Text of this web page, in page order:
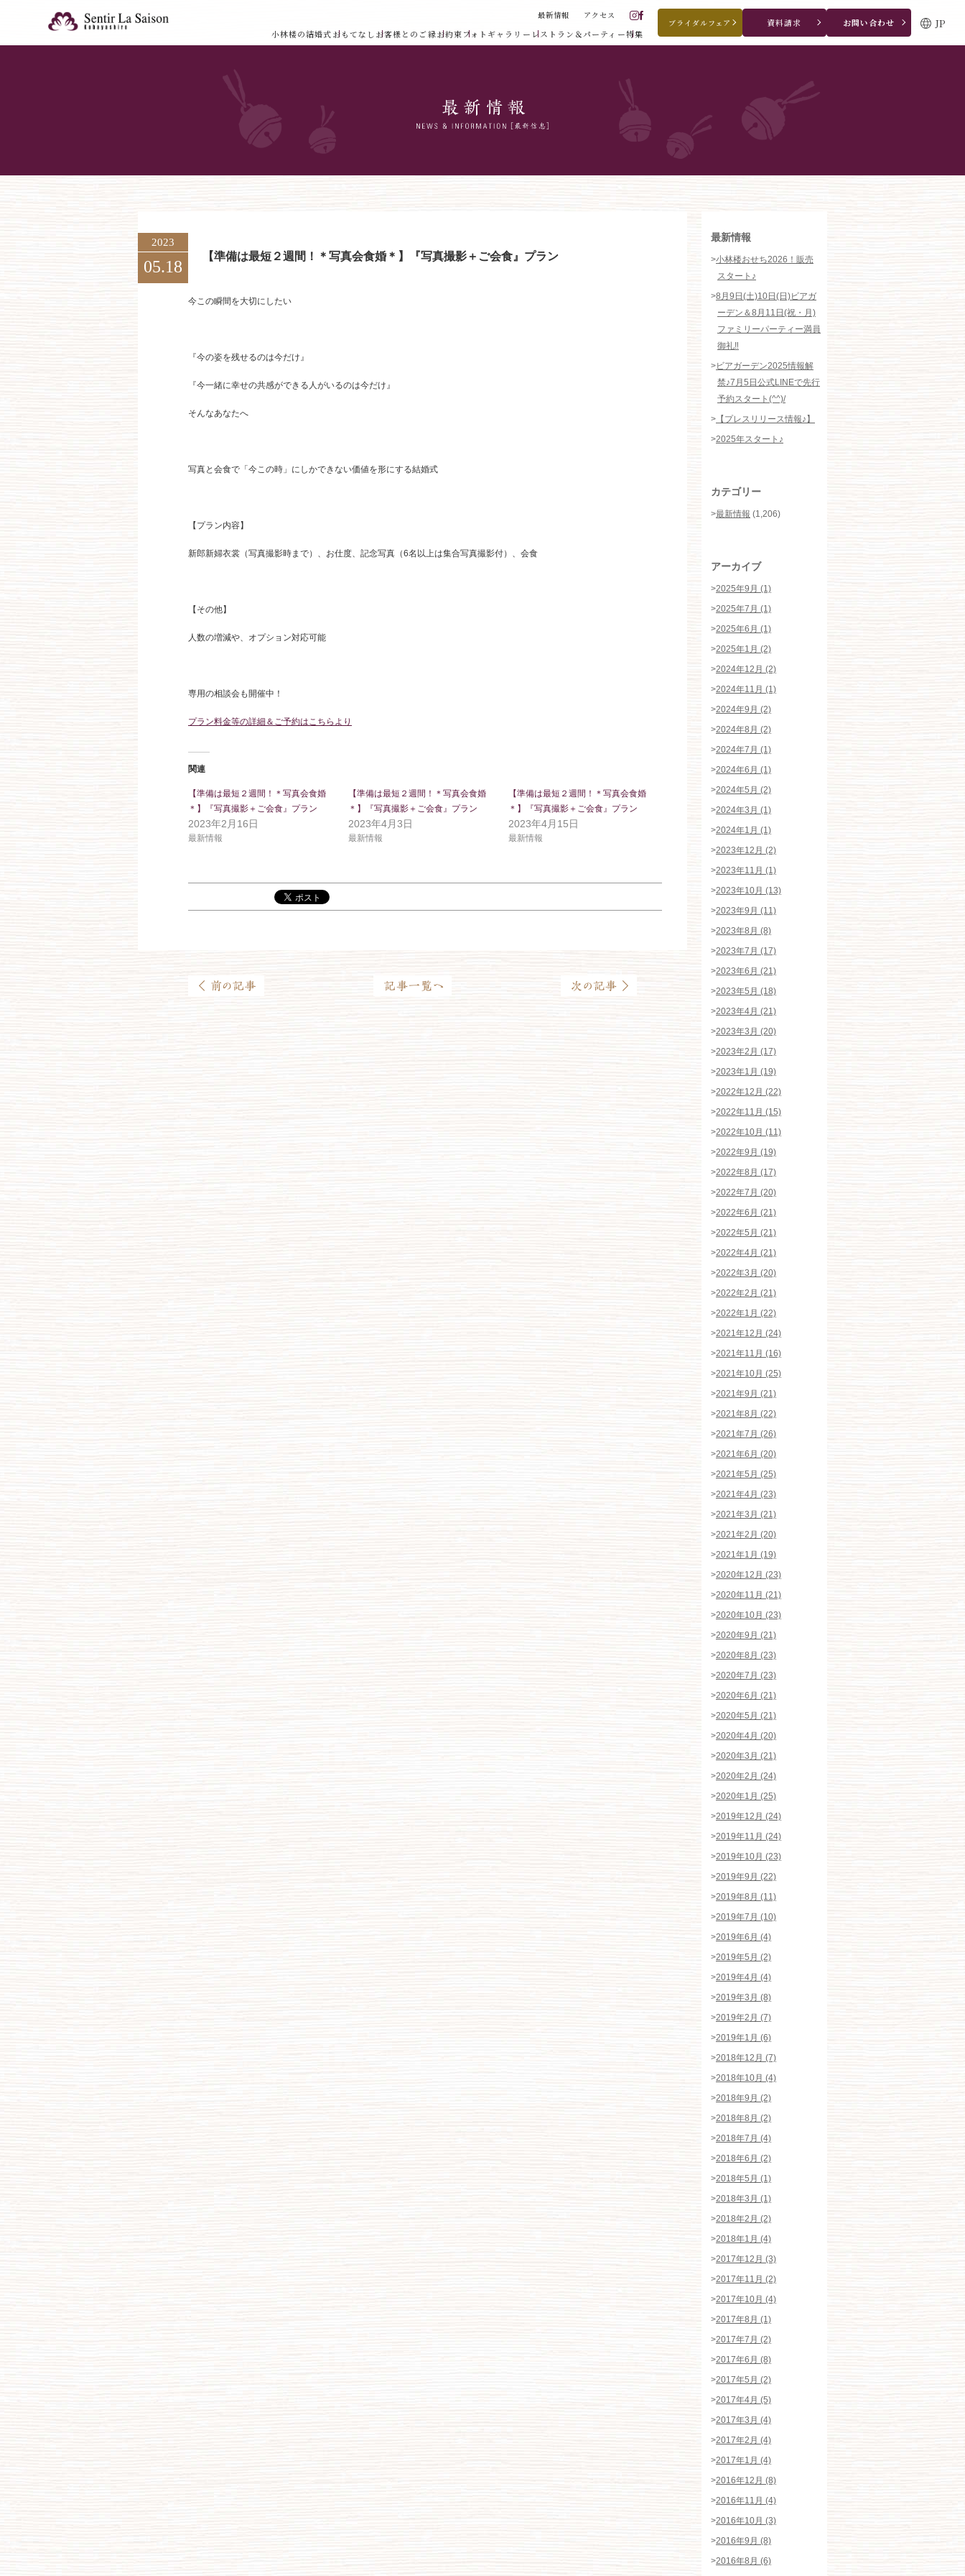
最新情報 アクセス
小林楼の結婚式おもてなしお客様とのご縁お約束フォトギャラリー レストラン＆パーティー特集
ブライダルフェア 資料請求 お問い合わせ
0120-166-088
12：00〜20：00
JP
2023
05.18
【準備は最短２週間！＊写真会食婚＊】『写真撮影＋ご会食』プラン
今この瞬間を大切にしたい
『今の姿を残せるのは今だけ』
『今一緒に幸せの共感ができる人がいるのは今だけ』
そんなあなたへ
写真と会食で「今この時」にしかできない価値を形にする結婚式
【プラン内容】
新郎新婦衣裳（写真撮影時まで）、お仕度、記念写真（6名以上は集合写真撮影付）、会食
【その他】
人数の増減や、オプション対応可能
専用の相談会も開催中！
プラン料金等の詳細＆ご予約はこちらより
関連
【準備は最短２週間！＊写真会食婚
＊】『写真撮影＋ご会食』プラン
2023年2月16日
最新情報
【準備は最短２週間！＊写真会食婚
＊】『写真撮影＋ご会食』プラン
2023年4月3日
最新情報
【準備は最短２週間！＊写真会食婚
＊】『写真撮影＋ご会食』プラン
2023年4月15日
最新情報
最新情報
>小林楼おせち2026！販売
スタート♪
>8月9日(土)10日(日)ビアガ
ーデン＆8月11日(祝・月)
ファミリーパーティー満員
御礼‼️
>ビアガーデン2025情報解
禁♪7月5日公式LINEで先行
予約スタート(^^)/
> 【プレスリリース情報♪】
>2025年スタート♪
カテゴリー
>最新情報 (1,206)
アーカイブ
>2025年9月 (1)
>2025年7月 (1)
>2025年6月 (1)
>2025年1月 (2)
>2024年12月 (2)
>2024年11月 (1)
>2024年9月 (2)
>2024年8月 (2)
>2024年7月 (1)
>2024年6月 (1)
>2024年5月 (2)
>2024年3月 (1)
>2024年1月 (1)
>2023年12月 (2)
>2023年11月 (1)
>2023年10月 (13)
>2023年9月 (11)
>2023年8月 (8)
>2023年7月 (17)
>2023年6月 (21)
>2023年5月 (18)
>2023年4月 (21)
>2023年3月 (20)
>2023年2月 (17)
>2023年1月 (19)
>2022年12月 (22)
>2022年11月 (15)
>2022年10月 (11)
>2022年9月 (19)
>2022年8月 (17)
>2022年7月 (20)
>2022年6月 (21)
>2022年5月 (21)
>2022年4月 (21)
>2022年3月 (20)
>2022年2月 (21)
>2022年1月 (22)
>2021年12月 (24)
>2021年11月 (16)
>2021年10月 (25)
>2021年9月 (21)
>2021年8月 (22)
>2021年7月 (26)
>2021年6月 (20)
>2021年5月 (25)
>2021年4月 (23)
>2021年3月 (21)
>2021年2月 (20)
>2021年1月 (19)
>2020年12月 (23)
>2020年11月 (21)
>2020年10月 (23)
>2020年9月 (21)
>2020年8月 (23)
>2020年7月 (23)
>2020年6月 (21)
>2020年5月 (21)
>2020年4月 (20)
>2020年3月 (21)
>2020年2月 (24)
>2020年1月 (25)
>2019年12月 (24)
>2019年11月 (24)
>2019年10月 (23)
>2019年9月 (22)
>2019年8月 (11)
>2019年7月 (10)
>2019年6月 (4)
>2019年5月 (2)
>2019年4月 (4)
>2019年3月 (8)
>2019年2月 (7)
>2019年1月 (6)
>2018年12月 (7)
>2018年10月 (4)
>2018年9月 (2)
>2018年8月 (2)
>2018年7月 (4)
>2018年6月 (2)
>2018年5月 (1)
>2018年3月 (1)
>2018年2月 (2)
>2018年1月 (4)
>2017年12月 (3)
>2017年11月 (2)
>2017年10月 (4)
>2017年8月 (1)
>2017年7月 (2)
>2017年6月 (8)
>2017年5月 (2)
>2017年4月 (5)
>2017年3月 (4)
>2017年2月 (4)
>2017年1月 (4)
>2016年12月 (8)
>2016年11月 (4)
>2016年10月 (3)
>2016年9月 (8)
>2016年8月 (6)